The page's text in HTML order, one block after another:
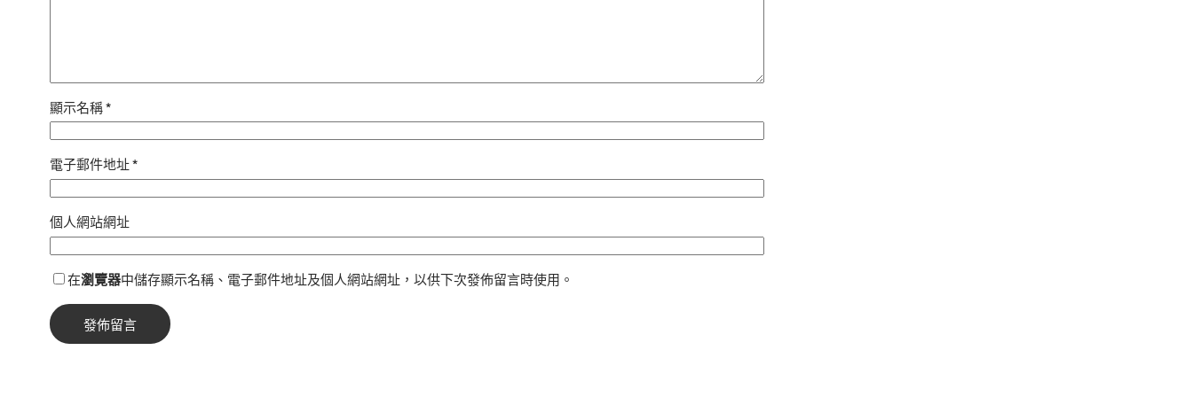
顯示名稱*
電子郵件地址*
個人網站網址
在瀏覽器中儲存顯示名稱、電子郵件地址及個人網站網址，以供下次發佈留言時使用。